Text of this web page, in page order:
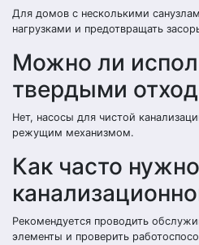
Для домов с несколькими
нагрузками и предотвращать
Можно ли
твердыми
Нет, насосы для чистой
режущим механизмом.
Как часто
Рекомендуется проводить
элементы и проверить